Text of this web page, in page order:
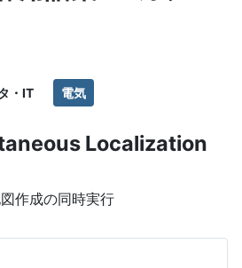
・IT 電気
Localization
作成の同時実行